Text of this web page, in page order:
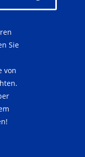
Sie
von